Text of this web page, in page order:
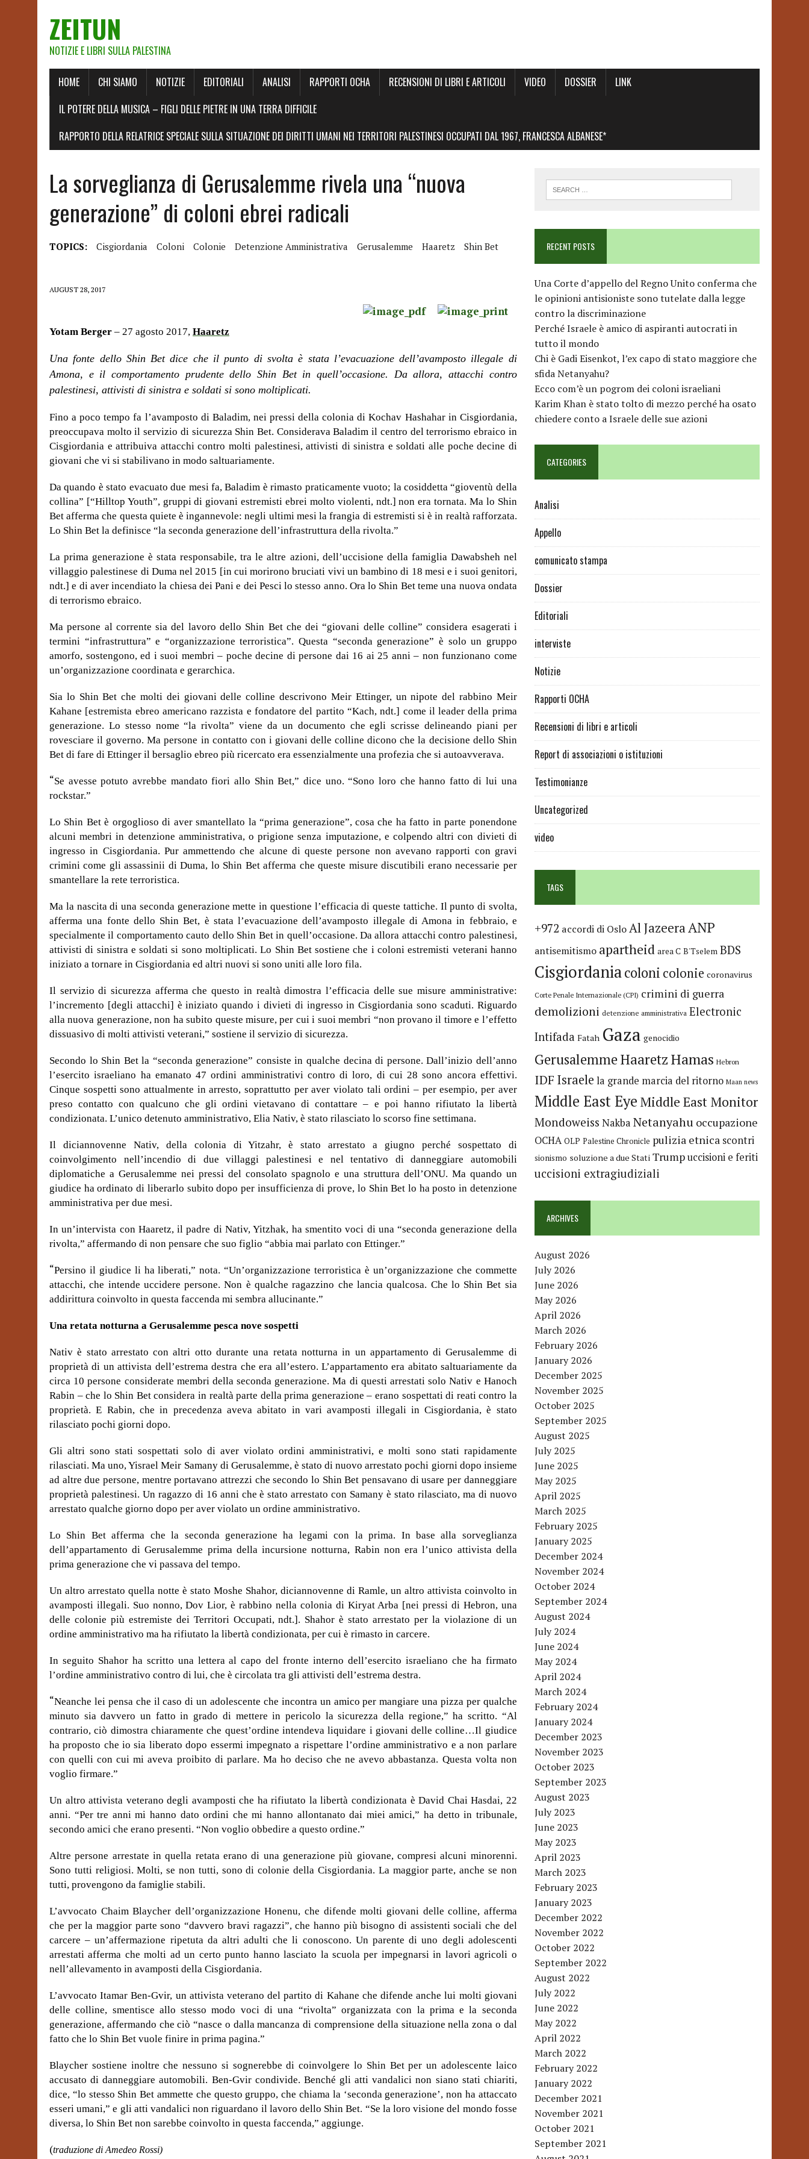
ZEITUN
NOTIZIE E LIBRI SULLA PALESTINA
HOME CHI SIAMO NOTIZIE EDITORIALI ANALISI RAPPORTI OCHA RECENSIONI DI LIBRI E ARTICOLI VIDEO DOSSIER
LINK
IL POTERE DELLA MUSICA – FIGLI DELLE PIETRE IN UNA TERRA DIFFICILE
RAPPORTO DELLA RELATRICE SPECIALE SULLA SITUAZIONE DEI DIRITTI UMANI NEI TERRITORI PALESTINESI OCCUPATI DAL 1967, FRANCESCA ALBANESE*
La sorveglianza di Gerusalemme rivela una “nuova
generazione” di coloni ebrei radicali
TOPICS: Cisgiordania Coloni Colonie Detenzione Amministrativa Gerusalemme Haaretz Shin Bet
AUGUST 28, 2017
Yotam Berger – 27 agosto 2017, Haaretz
Una fonte dello Shin Bet dice che il punto di svolta è stata l’evacuazione dell’avamposto illegale di
Amona, e il comportamento prudente dello Shin Bet in quell’occasione. Da allora, attacchi contro
palestinesi, attivisti di sinistra e soldati si sono moltiplicati.
Fino a poco tempo fa l’avamposto di Baladim, nei pressi della colonia di Kochav Hashahar in Cisgiordania,
preoccupava molto il servizio di sicurezza Shin Bet. Considerava Baladim il centro del terrorismo ebraico in
Cisgiordania e attribuiva attacchi contro molti palestinesi, attivisti di sinistra e soldati alle poche decine di
giovani che vi si stabilivano in modo saltuariamente.
Da quando è stato evacuato due mesi fa, Baladim è rimasto praticamente vuoto; la cosiddetta “gioventù della
collina” [“Hilltop Youth”, gruppi di giovani estremisti ebrei molto violenti, ndt.] non era tornata. Ma lo Shin
Bet afferma che questa quiete è ingannevole: negli ultimi mesi la frangia di estremisti si è in realtà rafforzata.
Lo Shin Bet la definisce “la seconda generazione dell’infrastruttura della rivolta.”
La prima generazione è stata responsabile, tra le altre azioni, dell’uccisione della famiglia Dawabsheh nel
villaggio palestinese di Duma nel 2015 [in cui morirono bruciati vivi un bambino di 18 mesi e i suoi genitori,
ndt.] e di aver incendiato la chiesa dei Pani e dei Pesci lo stesso anno. Ora lo Shin Bet teme una nuova ondata
di terrorismo ebraico.
Ma persone al corrente sia del lavoro dello Shin Bet che dei “giovani delle colline” considera esagerati i
termini “infrastruttura” e “organizzazione terroristica”. Questa “seconda generazione” è solo un gruppo
amorfo, sostengono, ed i suoi membri – poche decine di persone dai 16 ai 25 anni – non funzionano come
un’organizzazione coordinata e gerarchica.
Sia lo Shin Bet che molti dei giovani delle colline descrivono Meir Ettinger, un nipote del rabbino Meir
Kahane [estremista ebreo americano razzista e fondatore del partito “Kach, ndt.] come il leader della prima
generazione. Lo stesso nome “la rivolta” viene da un documento che egli scrisse delineando piani per
rovesciare il governo. Ma persone in contatto con i giovani delle colline dicono che la decisione dello Shin
Bet di fare di Ettinger il bersaglio ebreo più ricercato era essenzialmente una profezia che si autoavverava.
“Se avesse potuto avrebbe mandato fiori allo Shin Bet,” dice uno. “Sono loro che hanno fatto di lui una
rockstar.”
Lo Shin Bet è orgoglioso di aver smantellato la “prima generazione”, cosa che ha fatto in parte ponendone
alcuni membri in detenzione amministrativa, o prigione senza imputazione, e colpendo altri con divieti di
ingresso in Cisgiordania. Pur ammettendo che alcune di queste persone non avevano rapporti con gravi
crimini come gli assassinii di Duma, lo Shin Bet afferma che queste misure discutibili erano necessarie per
smantellare la rete terroristica.
Ma la nascita di una seconda generazione mette in questione l’efficacia di queste tattiche. Il punto di svolta,
afferma una fonte dello Shin Bet, è stata l’evacuazione dell’avamposto illegale di Amona in febbraio, e
specialmente il comportamento cauto dello Shin Bet in quell’occasione. Da allora attacchi contro palestinesi,
attivisti di sinistra e soldati si sono moltiplicati. Lo Shin Bet sostiene che i coloni estremisti veterani hanno
iniziato a tornare in Cisgiordania ed altri nuovi si sono uniti alle loro fila.
Il servizio di sicurezza afferma che questo in realtà dimostra l’efficacia delle sue misure amministrative:
l’incremento [degli attacchi] è iniziato quando i divieti di ingresso in Cisgiordania sono scaduti. Riguardo
alla nuova generazione, non ha subito queste misure, per cui i suoi membri “non provano il timore e l’effetto
dissuasivo di molti attivisti veterani,” sostiene il servizio di sicurezza.
Secondo lo Shin Bet la “seconda generazione” consiste in qualche decina di persone. Dall’inizio dell’anno
l’esercito israeliano ha emanato 47 ordini amministrativi contro di loro, di cui 28 sono ancora effettivi.
Cinque sospetti sono attualmente in arresto, soprattutto per aver violato tali ordini – per esempio, per aver
preso contatto con qualcuno che gli ordini vietavano di contattare – e poi hanno rifiutato la libertà
condizionata. L’unico detenuto amministrativo, Elia Nativ, è stato rilasciato lo scorso fine settimana.
Il diciannovenne Nativ, della colonia di Yitzahr, è stato arrestato a giugno perché sospettato di
coinvolgimento nell’incendio di due villaggi palestinesi e nel tentativo di danneggiare automobili
diplomatiche a Gerusalemme nei pressi del consolato spagnolo e una struttura dell’ONU. Ma quando un
giudice ha ordinato di liberarlo subito dopo per insufficienza di prove, lo Shin Bet lo ha posto in detenzione
amministrativa per due mesi.
In un’intervista con Haaretz, il padre di Nativ, Yitzhak, ha smentito voci di una “seconda generazione della
rivolta,” affermando di non pensare che suo figlio “abbia mai parlato con Ettinger.”
“Persino il giudice li ha liberati,” nota. “Un’organizzazione terroristica è un’organizzazione che commette
attacchi, che intende uccidere persone. Non è qualche ragazzino che lancia qualcosa. Che lo Shin Bet sia
addirittura coinvolto in questa faccenda mi sembra allucinante.”
Una retata notturna a Gerusalemme pesca nove sospetti
Nativ è stato arrestato con altri otto durante una retata notturna in un appartamento di Gerusalemme di
proprietà di un attivista dell’estrema destra che era all’estero. L’appartamento era abitato saltuariamente da
circa 10 persone considerate membri della seconda generazione. Ma di questi arrestati solo Nativ e Hanoch
Rabin – che lo Shin Bet considera in realtà parte della prima generazione – erano sospettati di reati contro la
proprietà. E Rabin, che in precedenza aveva abitato in vari avamposti illegali in Cisgiordania, è stato
rilasciato pochi giorni dopo.
Gli altri sono stati sospettati solo di aver violato ordini amministrativi, e molti sono stati rapidamente
rilasciati. Ma uno, Yisrael Meir Samany di Gerusalemme, è stato di nuovo arrestato pochi giorni dopo insieme
ad altre due persone, mentre portavano attrezzi che secondo lo Shin Bet pensavano di usare per danneggiare
proprietà palestinesi. Un ragazzo di 16 anni che è stato arrestato con Samany è stato rilasciato, ma di nuovo
arrestato qualche giorno dopo per aver violato un ordine amministrativo.
Lo Shin Bet afferma che la seconda generazione ha legami con la prima. In base alla sorveglianza
dell’appartamento di Gerusalemme prima della incursione notturna, Rabin non era l’unico attivista della
prima generazione che vi passava del tempo.
Un altro arrestato quella notte è stato Moshe Shahor, diciannovenne di Ramle, un altro attivista coinvolto in
avamposti illegali. Suo nonno, Dov Lior, è rabbino nella colonia di Kiryat Arba [nei pressi di Hebron, una
delle colonie più estremiste dei Territori Occupati, ndt.]. Shahor è stato arrestato per la violazione di un
ordine amministrativo ma ha rifiutato la libertà condizionata, per cui è rimasto in carcere.
In seguito Shahor ha scritto una lettera al capo del fronte interno dell’esercito israeliano che ha firmato
l’ordine amministrativo contro di lui, che è circolata tra gli attivisti dell’estrema destra.
“Neanche lei pensa che il caso di un adolescente che incontra un amico per mangiare una pizza per qualche
minuto sia davvero un fatto in grado di mettere in pericolo la sicurezza della regione,” ha scritto. “Al
contrario, ciò dimostra chiaramente che quest’ordine intendeva liquidare i giovani delle colline…Il giudice
ha proposto che io sia liberato dopo essermi impegnato a rispettare l’ordine amministrativo e a non parlare
con quelli con cui mi aveva proibito di parlare. Ma ho deciso che ne avevo abbastanza. Questa volta non
voglio firmare.”
Un altro attivista veterano degli avamposti che ha rifiutato la libertà condizionata è David Chai Hasdai, 22
anni. “Per tre anni mi hanno dato ordini che mi hanno allontanato dai miei amici,” ha detto in tribunale,
secondo amici che erano presenti. “Non voglio obbedire a questo ordine.”
Altre persone arrestate in quella retata erano di una generazione più giovane, compresi alcuni minorenni.
Sono tutti religiosi. Molti, se non tutti, sono di colonie della Cisgiordania. La maggior parte, anche se non
tutti, provengono da famiglie stabili.
L’avvocato Chaim Blaycher dell’organizzazione Honenu, che difende molti giovani delle colline, afferma
che per la maggior parte sono “davvero bravi ragazzi”, che hanno più bisogno di assistenti sociali che del
carcere – un’affermazione ripetuta da altri adulti che li conoscono. Un parente di uno degli adolescenti
arrestati afferma che molti ad un certo punto hanno lasciato la scuola per impegnarsi in lavori agricoli o
nell’allevamento in avamposti della Cisgiordania.
L’avvocato Itamar Ben-Gvir, un attivista veterano del partito di Kahane che difende anche lui molti giovani
delle colline, smentisce allo stesso modo voci di una “rivolta” organizzata con la prima e la seconda
generazione, affermando che ciò “nasce o dalla mancanza di comprensione della situazione nella zona o dal
fatto che lo Shin Bet vuole finire in prima pagina.”
Blaycher sostiene inoltre che nessuno si sognerebbe di coinvolgere lo Shin Bet per un adolescente laico
accusato di danneggiare automobili. Ben-Gvir condivide. Benché gli atti vandalici non siano stati chiariti,
dice, “lo stesso Shin Bet ammette che questo gruppo, che chiama la ‘seconda generazione’, non ha attaccato
esseri umani,” e gli atti vandalici non riguardano il lavoro dello Shin Bet. “Se la loro visione del mondo fosse
diversa, lo Shin Bet non sarebbe coinvolto in questa faccenda,” aggiunge.
(traduzione di Amedeo Rossi)
RECENT POSTS
Una Corte d’appello del Regno Unito conferma che
le opinioni antisioniste sono tutelate dalla legge
contro la discriminazione
Perché Israele è amico di aspiranti autocrati in
tutto il mondo
Chi è Gadi Eisenkot, l’ex capo di stato maggiore che
sfida Netanyahu?
Ecco com’è un pogrom dei coloni israeliani
Karim Khan è stato tolto di mezzo perché ha osato
chiedere conto a Israele delle sue azioni
CATEGORIES
Analisi
Appello
comunicato stampa
Dossier
Editoriali
interviste
Notizie
Rapporti OCHA
Recensioni di libri e articoli
Report di associazioni o istituzioni
Testimonianze
Uncategorized
video
TAGS
+972 accordi di OsloAl JazeeraANP
antisemitismo apartheid area C B'Tselem BDS
Cisgiordaniacoloni colonie coronavirus
Corte Penale Internazionale (CPI) crimini di guerra
demolizioni detenzione amministrativa Electronic
Intifada Fatah Gaza genocidio
GerusalemmeHaaretzHamas Hebron
IDF Israele la grande marcia del ritorno Maan news
Middle East Eye Middle East Monitor
Mondoweiss Nakba Netanyahu occupazione
OCHA OLP Palestine Chronicle pulizia etnica scontri
sionismo soluzione a due Stati Trumpuccisioni e feriti
uccisioni extragiudiziali
ARCHIVES
August 2026
July 2026
June 2026
May 2026
April 2026
March 2026
February 2026
January 2026
December 2025
November 2025
October 2025
September 2025
August 2025
July 2025
June 2025
May 2025
April 2025
March 2025
February 2025
January 2025
December 2024
November 2024
October 2024
September 2024
August 2024
July 2024
June 2024
May 2024
April 2024
March 2024
February 2024
January 2024
December 2023
November 2023
October 2023
September 2023
August 2023
July 2023
June 2023
May 2023
April 2023
March 2023
February 2023
January 2023
December 2022
November 2022
October 2022
September 2022
August 2022
July 2022
June 2022
May 2022
April 2022
March 2022
February 2022
January 2022
December 2021
November 2021
October 2021
September 2021